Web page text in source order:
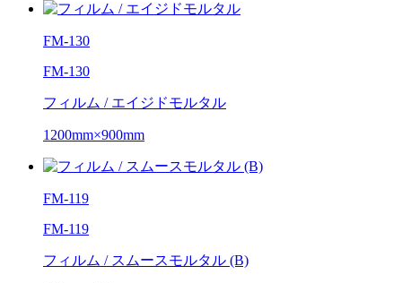
FM-130
FM-130
フィルム / エイジドモルタル
1200mm×900mm
FM-119
FM-119
フィルム / スムースモルタル (B)